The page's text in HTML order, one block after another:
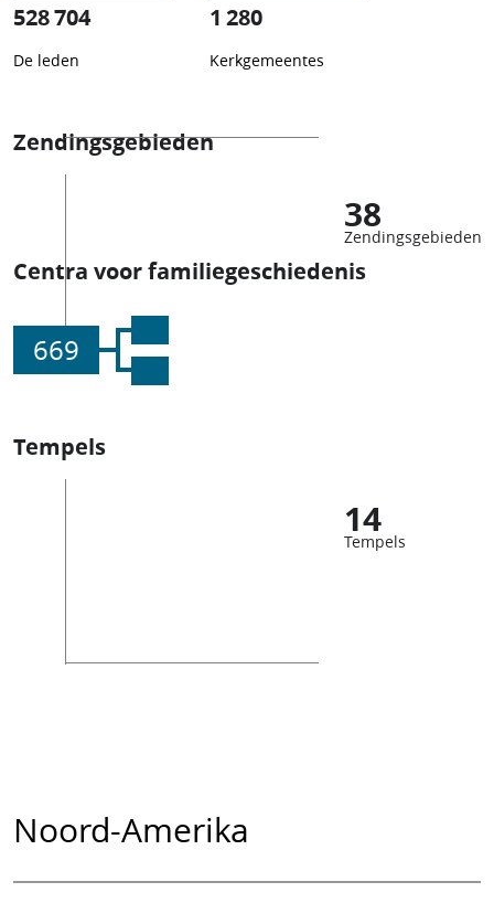
528 704
De leden
1 280
Kerkgemeentes
Zendingsgebieden
38
Zendingsgebieden
Centra voor familiegeschiedenis
669
Tempels
14
Tempels
Noord-Amerika